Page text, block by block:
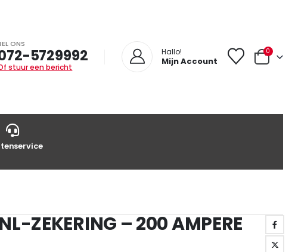
ONS
5729992
stuur een bericht
Hallo!
Mijn Account
0
ZEKERING – 200 AMPERE